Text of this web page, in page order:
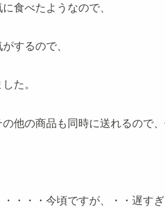
食べたようなので、
するので、
た。
他の商品も同時に送れるので、
・・・今頃ですが、・・遅すぎ